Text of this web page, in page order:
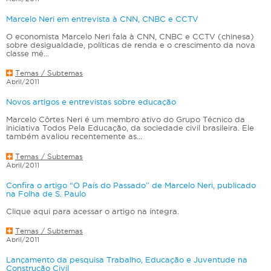
Marcelo Neri em entrevista à CNN, CNBC e CCTV
O economista Marcelo Neri fala à CNN, CNBC e CCTV (chinesa)
sobre desigualdade, políticas de renda e o crescimento da nova
classe mé...
Temas / Subtemas
Abril/2011
Novos artigos e entrevistas sobre educação
Marcelo Côrtes Neri é um membro ativo do Grupo Técnico da
iniciativa Todos Pela Educação, da sociedade civil brasileira. Ele
também avaliou recentemente as...
Temas / Subtemas
Abril/2011
Confira o artigo “O País do Passado” de Marcelo Neri, publicado
na Folha de S. Paulo
Clique aqui para acessar o artigo na íntegra.
Temas / Subtemas
Abril/2011
Lançamento da pesquisa Trabalho, Educação e Juventude na
Construção Civil